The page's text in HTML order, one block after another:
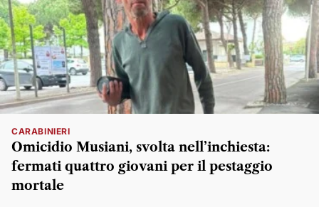
CARABINIERI
Omicidio Musiani, svolta nell’inchiesta:
fermati quattro giovani per il pestaggio
mortale